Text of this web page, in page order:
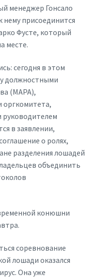
менеджер Гонсало
нему присоединится
Фусте, который
месте.
сегодня в этом
должностными
(MAPA),
оргкомитета,
руководителем
в заявлении,
о ролях,
разделения лошадей
объединить
конюшни
соревнование
лошади оказался
Она уже